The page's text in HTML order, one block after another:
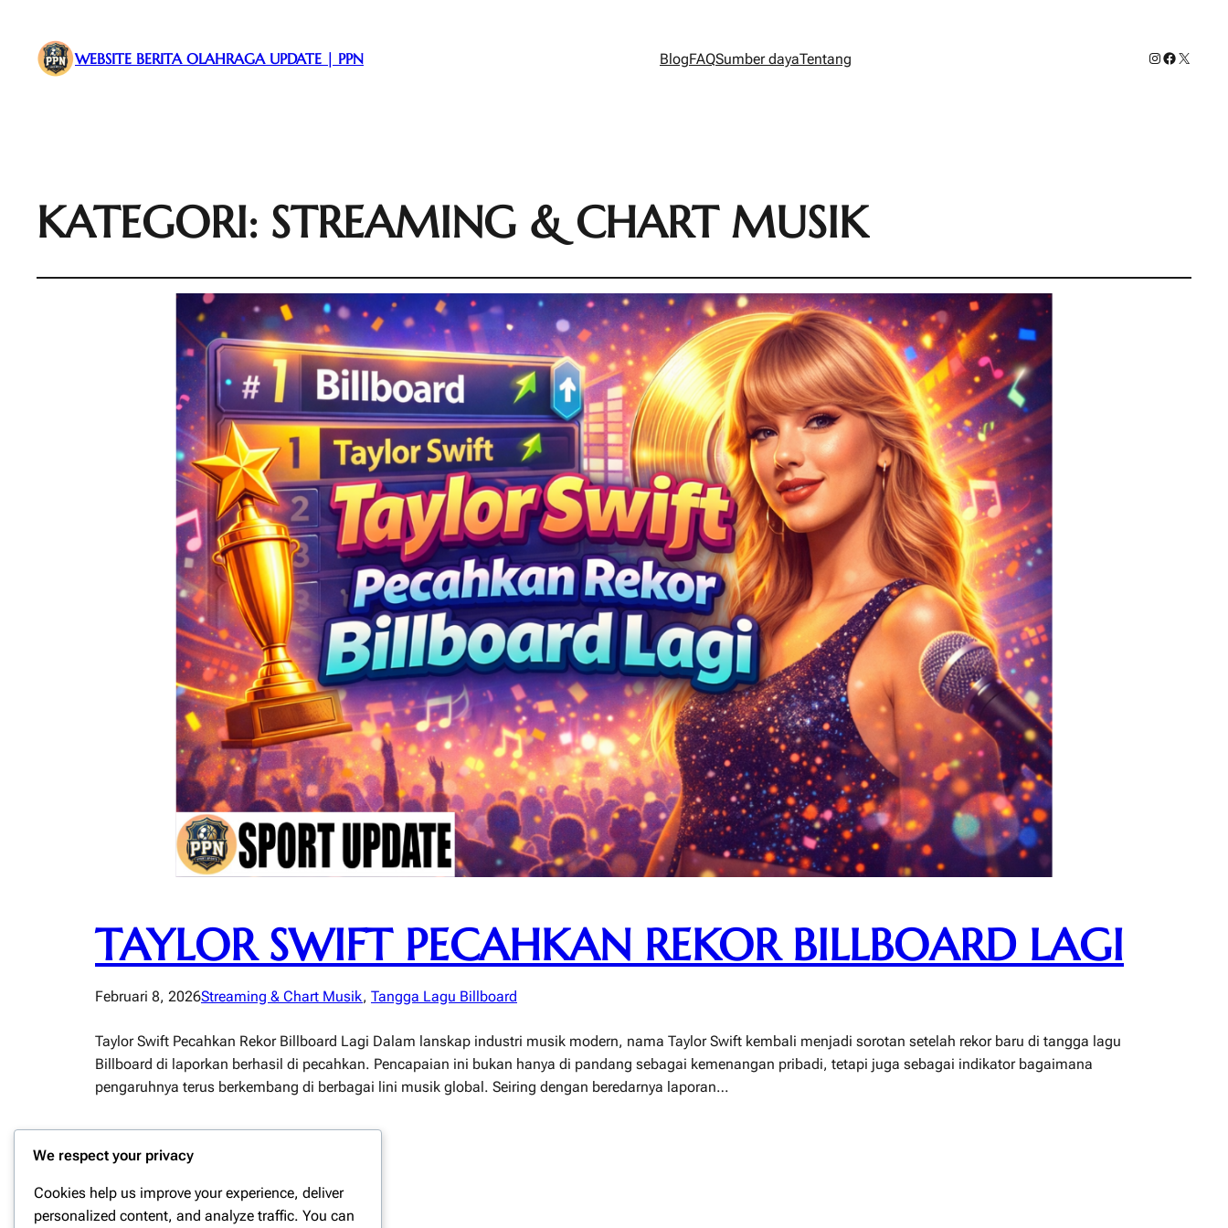
WEBSITE BERITA OLAHRAGA UPDATE | PPN BlogFAQSumber dayaTentang Instagram
Facebook
X
KATEGORI: STREAMING & CHART MUSIK
TAYLOR SWIFT PECAHKAN REKOR BILLBOARD LAGI
Februari 8, 2026Streaming & Chart Musik, Tangga Lagu Billboard
Taylor Swift Pecahkan Rekor Billboard Lagi Dalam lanskap industri musik modern, nama Taylor Swift kembali menjadi sorotan setelah rekor baru di tangga lagu
Billboard di laporkan berhasil di pecahkan. Pencapaian ini bukan hanya di pandang sebagai kemenangan pribadi, tetapi juga sebagai indikator bagaimana
pengaruhnya terus berkembang di berbagai lini musik global. Seiring dengan beredarnya laporan…
We respect your privacy
Cookies help us improve your experience, deliver
personalized content, and analyze traffic. You can